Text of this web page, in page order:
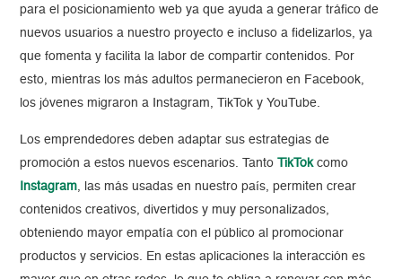
para el posicionamiento web ya que ayuda a generar tráfico de
nuevos usuarios a nuestro proyecto e incluso a fidelizarlos, ya
que fomenta y facilita la labor de compartir contenidos. Por
esto, mientras los más adultos permanecieron en Facebook,
los jóvenes migraron a Instagram, TikTok y YouTube.
Los emprendedores deben adaptar sus estrategias de
promoción a estos nuevos escenarios. Tanto
TikTokcomo
Instagram, las más usadas en nuestro país, permiten crear
contenidos creativos, divertidos y muy personalizados,
obteniendo mayor empatía con el público al promocionar
productos y servicios. En estas aplicaciones la interacción es